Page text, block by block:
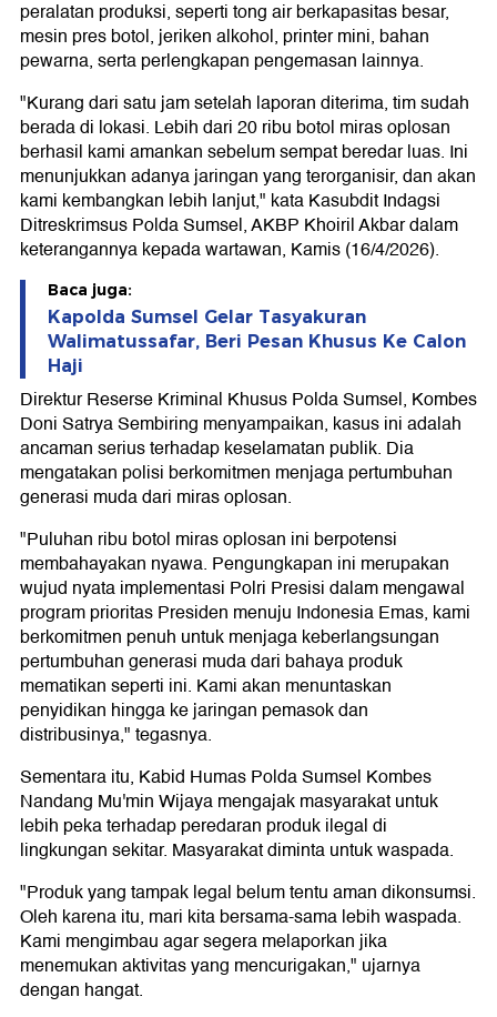
peralatan produksi, seperti tong air berkapasitas besar,
mesin pres botol, jeriken alkohol, printer mini, bahan
pewarna, serta perlengkapan pengemasan lainnya.
"Kurang dari satu jam setelah laporan diterima, tim sudah
berada di lokasi. Lebih dari 20 ribu botol miras oplosan
berhasil kami amankan sebelum sempat beredar luas. Ini
menunjukkan adanya jaringan yang terorganisir, dan akan
kami kembangkan lebih lanjut," kata Kasubdit Indagsi
Ditreskrimsus Polda Sumsel, AKBP Khoiril Akbar dalam
keterangannya kepada wartawan, Kamis (16/4/2026).
Baca juga:
Kapolda Sumsel Gelar Tasyakuran
Walimatussafar, Beri Pesan Khusus Ke Calon
Haji
Direktur Reserse Kriminal Khusus Polda Sumsel, Kombes
Doni Satrya Sembiring menyampaikan, kasus ini adalah
ancaman serius terhadap keselamatan publik. Dia
mengatakan polisi berkomitmen menjaga pertumbuhan
generasi muda dari miras oplosan.
"Puluhan ribu botol miras oplosan ini berpotensi
membahayakan nyawa. Pengungkapan ini merupakan
wujud nyata implementasi Polri Presisi dalam mengawal
program prioritas Presiden menuju Indonesia Emas, kami
berkomitmen penuh untuk menjaga keberlangsungan
pertumbuhan generasi muda dari bahaya produk
mematikan seperti ini. Kami akan menuntaskan
penyidikan hingga ke jaringan pemasok dan
distribusinya," tegasnya.
Sementara itu, Kabid Humas Polda Sumsel Kombes
Nandang Mu'min Wijaya mengajak masyarakat untuk
lebih peka terhadap peredaran produk ilegal di
lingkungan sekitar. Masyarakat diminta untuk waspada.
"Produk yang tampak legal belum tentu aman dikonsumsi.
Oleh karena itu, mari kita bersama-sama lebih waspada.
Kami mengimbau agar segera melaporkan jika
menemukan aktivitas yang mencurigakan," ujarnya
dengan hangat.